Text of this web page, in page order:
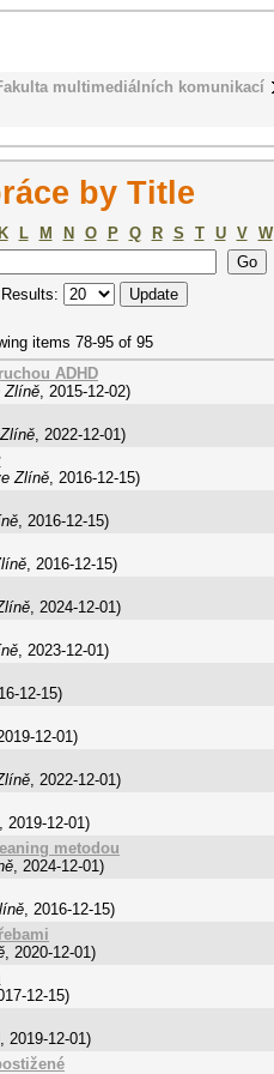
multimediálních komunikací
by Title
K L M N O P Q R S T U V W
Results:
items 78-95 of 95
ADHD
Zlíně, 2015-12-02)
, 2022-12-01)
Zlíně, 2016-12-15)
, 2016-12-15)
, 2016-12-15)
, 2024-12-01)
, 2023-12-01)
12-15)
12-01)
, 2022-12-01)
, 2019-12-01)
metodou
, 2024-12-01)
, 2016-12-15)
, 2020-12-01)
12-15)
, 2019-12-01)